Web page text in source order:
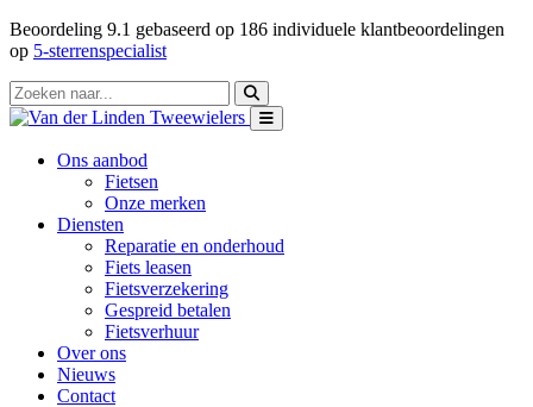
Beoordeling 9.1 gebaseerd op 186 individuele klantbeoordelingen
op 5-sterrenspecialist
Ons aanbod
Fietsen
Onze merken
Diensten
Reparatie en onderhoud
Fiets leasen
Fietsverzekering
Gespreid betalen
Fietsverhuur
Over ons
Nieuws
Contact